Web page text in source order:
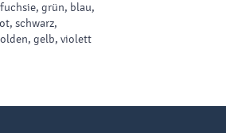
grün, blau,
schwarz,
gelb, violett